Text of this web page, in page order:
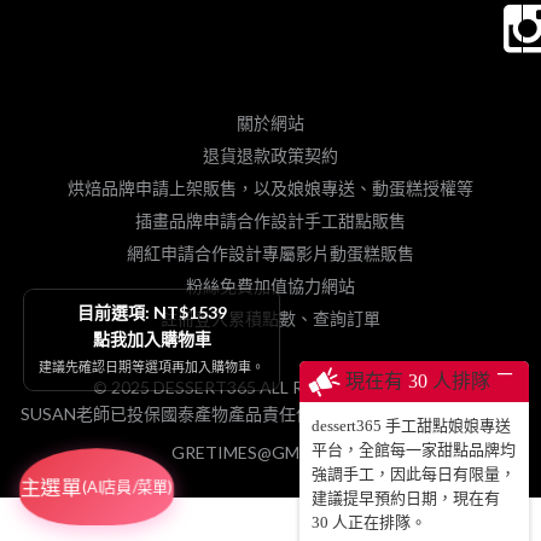
現在有 30 人排隊 ─
dessert365 手工甜點娘娘專送
平台，全館每一家甜點品牌均
強調手工，因此每日有限量，
建議提早預約日期，現在有
30 人正在排隊。
關於網站
退貨退款政策契約
烘焙品牌申請上架販售，以及娘娘專送、動蛋糕授權等
插畫品牌申請合作設計手工甜點販售
網紅申請合作設計專屬影片動蛋糕販售
粉絲免費加值協力網站
註冊登入累積點數、查詢訂單
© 2025 DESSERT365 ALL RIGHTS RESERVED.
SUSAN老師已投保國泰產物產品責任保險1000萬元，請安心食用！
GRETIMES@GMAIL.COM
目前選項: NT$1539
點我加入購物車
建議先確認日期等選項再加入購物車。
主選單(AI店員/菜單)